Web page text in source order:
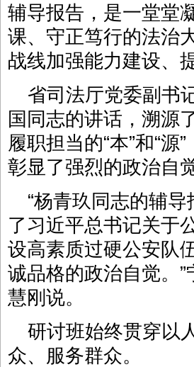
辅导报告，是一堂堂
课、守正笃行的法治
战线加强能力建设、
省司法厅党委副书
国同志的讲话，溯源
履职担当的“本”和“源
彰显了强烈的政治自
“杨青玖同志的辅导
了习近平总书记关于
设高素质过硬公安队
诚品格的政治自觉。
慧刚说。
研讨班始终贯穿以
众、服务群众。